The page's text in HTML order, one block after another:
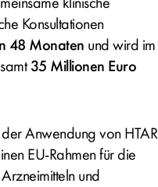
Konsultationen
48 Monaten und wird im
35 Millionen Euro
Anwendung von HTAR
EU-Rahmen für die
und